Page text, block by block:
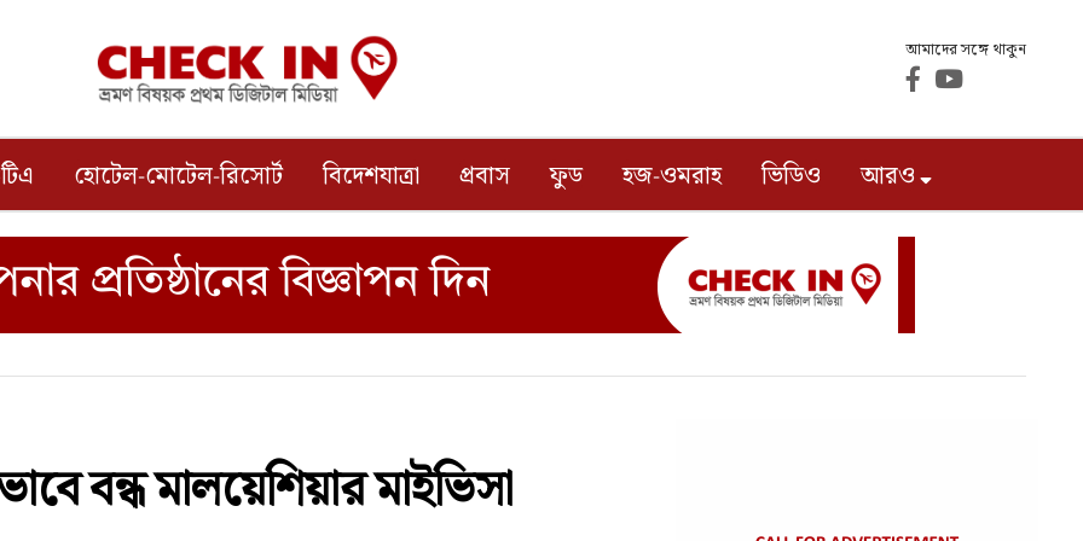
আমাদের সঙ্গে থাকুন
হোটেল-মোটেল-রিসোর্ট বিদেশযাত্রা প্রবাস ফুড হজ-ওমরাহ ভিডিও আরও
বন্ধ মালয়েশিয়ার মাইভিসা